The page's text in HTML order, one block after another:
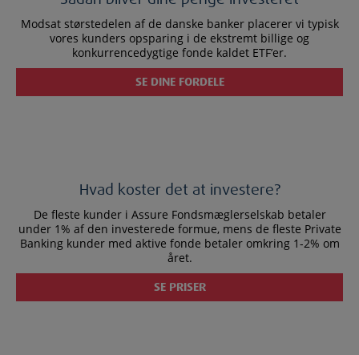
Modsat størstedelen af de danske banker placerer vi typisk
vores kunders opsparing i de ekstremt billige og
konkurrencedygtige fonde kaldet ETF’er.
SE DINE FORDELE
Hvad koster det at investere?
De fleste kunder i Assure Fondsmæglerselskab betaler
under 1% af den investerede formue, mens de fleste Private
Banking kunder med aktive fonde betaler omkring 1-2% om
året.
SE PRISER